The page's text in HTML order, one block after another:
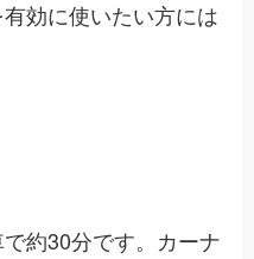
効に使いたい方には
約30分です。カーナ